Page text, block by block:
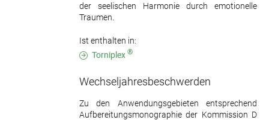
der seelischen Harmonie durch emotionelle
Traumen.
Ist enthalten in:
Torniplex ®
Wechseljahresbeschwerden
Zu den Anwendungsgebieten entsprechend
Aufbereitungsmonographie der Kommission D